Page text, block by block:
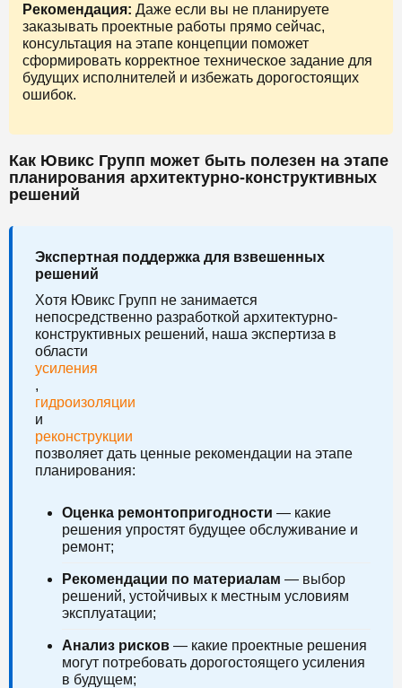
Рекомендация: Даже если вы не планируете
заказывать проектные работы прямо сейчас,
консультация на этапе концепции поможет
сформировать корректное техническое задание для
будущих исполнителей и избежать дорогостоящих
ошибок.
Как Ювикс Групп может быть полезен на этапе
планирования архитектурно-конструктивных
решений
Экспертная поддержка для взвешенных
решений
Хотя Ювикс Групп не занимается
непосредственно разработкой архитектурно-
конструктивных решений, наша экспертиза в
области
усиления
,
гидроизоляции
и
реконструкции
позволяет дать ценные рекомендации на этапе
планирования:
Оценка ремонтопригодности — какие
решения упростят будущее обслуживание и
ремонт;
Рекомендации по материалам — выбор
решений, устойчивых к местным условиям
эксплуатации;
Анализ рисков — какие проектные решения
могут потребовать дорогостоящего усиления
в будущем;